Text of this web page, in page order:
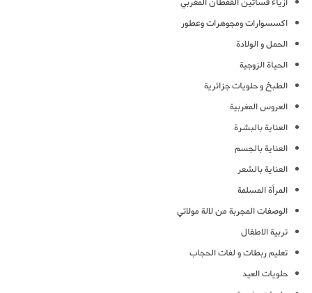
اكسسوارات ومجوهرات وعطور
الحمل و الولادة
الحياة الزوجية
الطبخ و حلويات جزائرية
العروس المغربية
العناية بالبشرة
العناية بالجسم
العناية بالشعر
المرأة المسلمة
الوصفات المجربة من لالة مولاتي
تربية الاطفال
تعليم ربطات و لفات الحجاب
حلويات العيد